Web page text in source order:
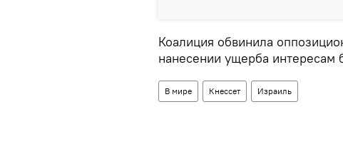
Коалиция обвинила
нанесении ущерба интересам
В мире Кнессет Израиль